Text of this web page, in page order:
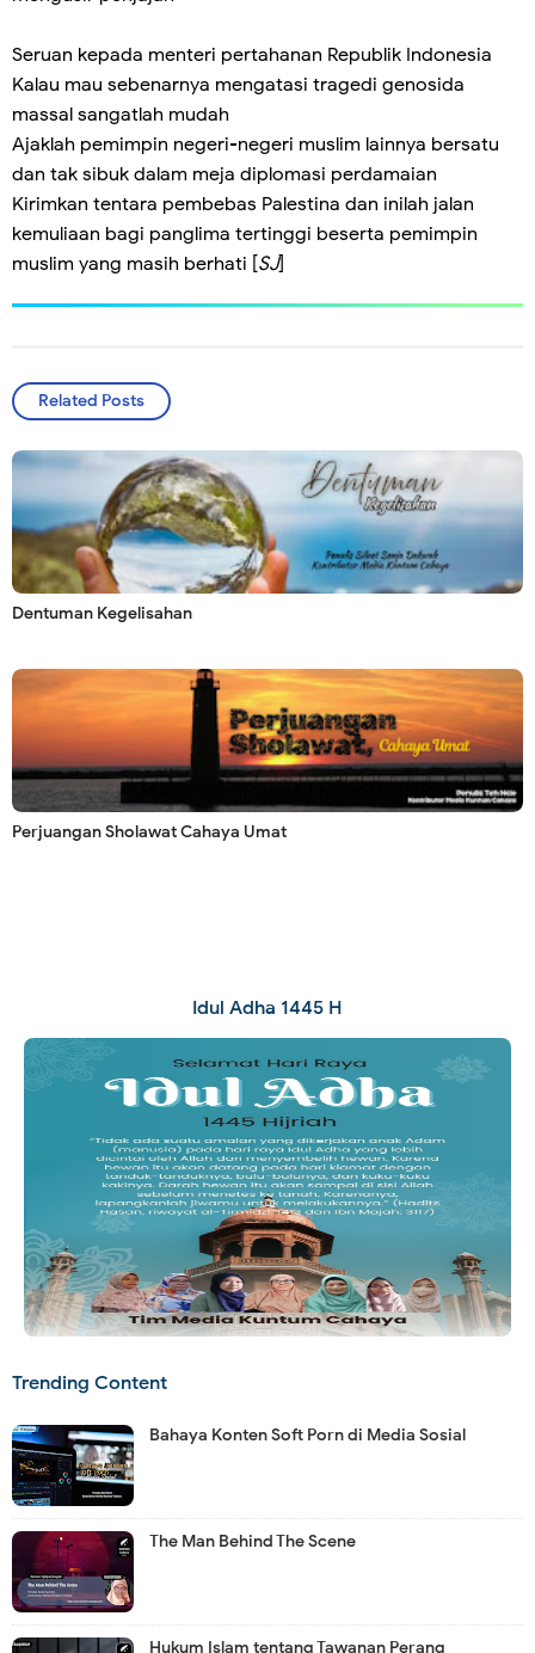
Seruan kepada menteri pertahanan Republik Indonesia
Kalau mau sebenarnya mengatasi tragedi genosida
massal sangatlah mudah
Ajaklah pemimpin negeri-negeri muslim lainnya bersatu
dan tak sibuk dalam meja diplomasi perdamaian
Kirimkan tentara pembebas Palestina dan inilah jalan
kemuliaan bagi panglima tertinggi beserta pemimpin
muslim yang masih berhati [SJ]
Related Posts
Dentuman Kegelisahan
Perjuangan Sholawat Cahaya Umat
Idul Adha 1445 H
Trending Content
Bahaya Konten Soft Porn di Media Sosial
The Man Behind The Scene
Hukum Islam tentang Tawanan Perang